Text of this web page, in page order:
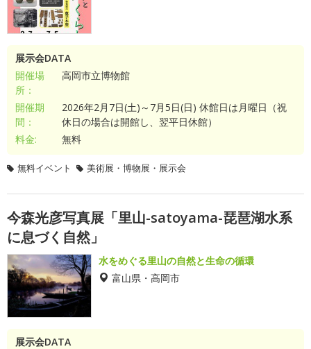
展示会DATA
開催場
所：
高岡市立博物館
開催期
間：
2026年2月7日(土)～7月5日(日) 休館日は月曜日（祝
休日の場合は開館し、翌平日休館）
料金:
無料
無料イベント 美術展・博物展・展示会
今森光彦写真展「里山-satoyama-琵琶湖水系
に息づく自然」
水をめぐる里山の自然と生命の循環
富山県・高岡市
展示会DATA